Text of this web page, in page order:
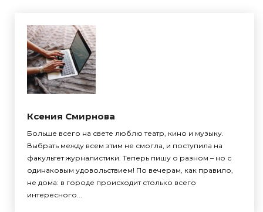
Ксения Смирнова
Больше всего на свете люблю театр, кино и музыку.
Выбрать между всем этим не смогла, и поступила на
факультет журналистики. Теперь пишу о разном – но с
одинаковым удовольствием! По вечерам, как правило,
не дома: в городе происходит столько всего
интересного...